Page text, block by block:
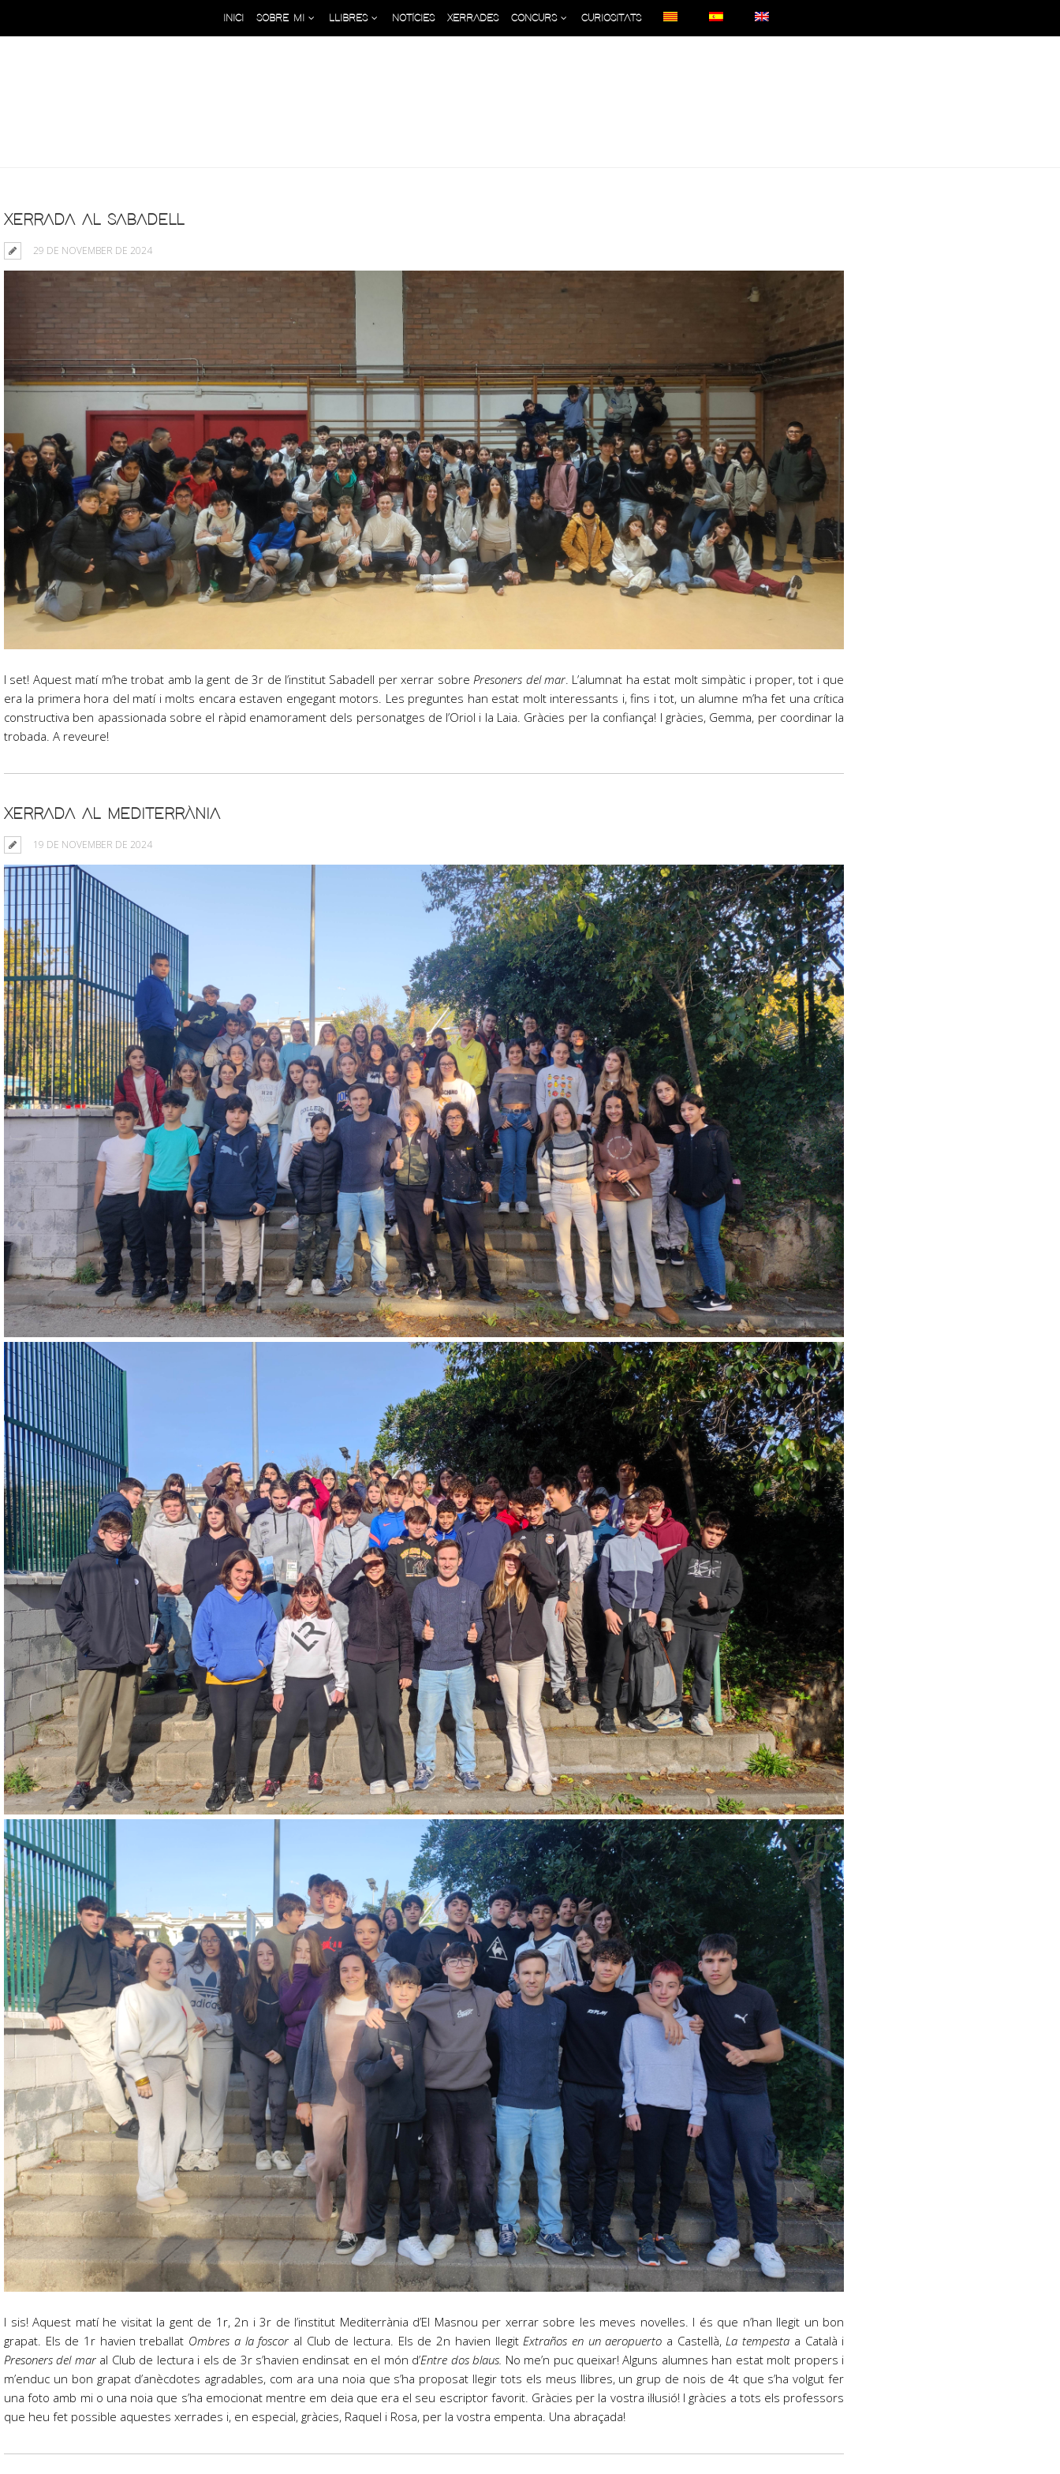
INICI SOBRE MI LLIBRES NOTÍCIES XERRADES CONCURS CURIOSITATS
XERRADA AL SABADELL
29 DE NOVEMBER DE 2024
I set! Aquest matí m’he trobat amb la gent de 3r de l’institut Sabadell per xerrar sobre Presoners del mar . L’alumnat ha estat molt simpàtic i proper, tot i que
era la primera hora del matí i molts encara estaven engegant motors. Les preguntes han estat molt interessants i, fins i tot, un alumne m’ha fet una crítica
constructiva ben apassionada sobre el ràpid enamorament dels personatges de l’Oriol i la Laia. Gràcies per la confiança! I gràcies, Gemma, per coordinar la
trobada. A reveure!
XERRADA AL MEDITERRÀNIA
19 DE NOVEMBER DE 2024
I sis! Aquest matí he visitat la gent de 1r, 2n i 3r de l’institut Mediterrània d’El Masnou per xerrar sobre les meves novel·les. I és que n’han llegit un bon
grapat. Els de 1r havien treballat Ombres a la foscor al Club de lectura. Els de 2n havien llegitExtraños en un aeropuerto a Castellà,La tempesta a Català i
Presoners del maral Club de lectura i els de 3r s’havien endinsat en el món d’Entre dos blaus. No me’n puc queixar! Alguns alumnes han estat molt propers i
m’enduc un bon grapat d’anècdotes agradables, com ara una noia que s’ha proposat llegir tots els meus llibres, un grup de nois de 4t que s’ha volgut fer
una foto amb mi o una noia que s’ha emocionat mentre em deia que era el seu escriptor favorit. Gràcies per la vostra il·lusió! I gràcies a tots els professors
que heu fet possible aquestes xerrades i, en especial, gràcies, Raquel i Rosa, per la vostra empenta. Una abraçada!